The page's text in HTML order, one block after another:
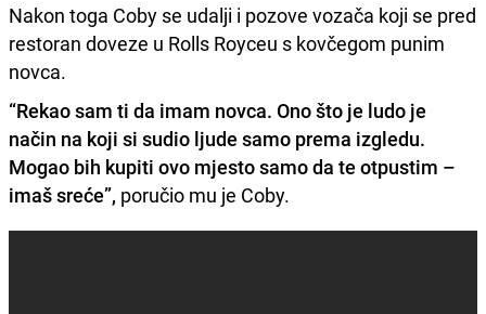
Nakon toga Coby se udalji i pozove vozača koji se pred
restoran doveze u Rolls Royceu s kovčegom punim
novca.
“Rekao sam ti da imam novca. Ono što je ludo je
način na koji si sudio ljude samo prema izgledu.
Mogao bih kupiti ovo mjesto samo da te otpustim –
imaš sreće”, poručio mu je Coby.